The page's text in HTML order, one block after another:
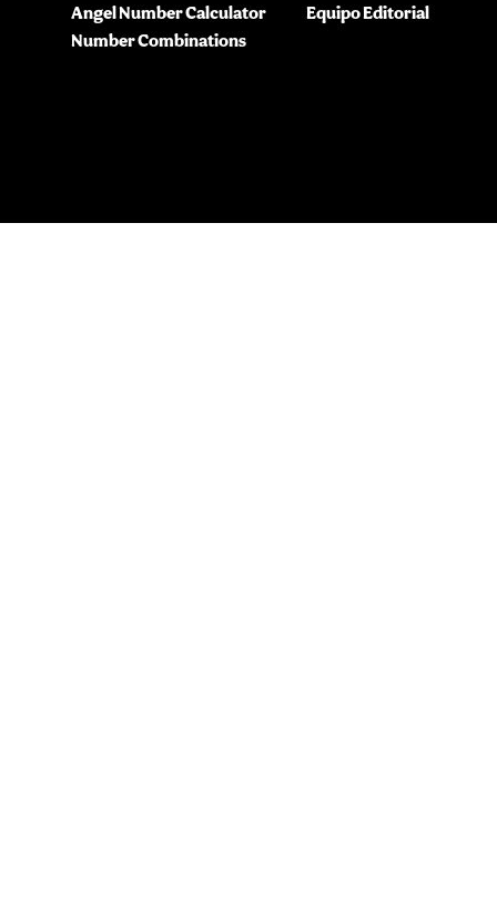
Angel Number Calculator
Number Combinations
Equipo Editorial